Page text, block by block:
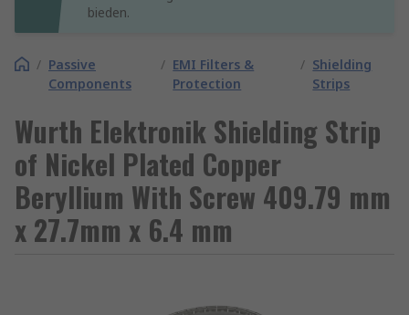
bieden.
/ Passive
Components
/ EMI Filters &
Protection
/ Shielding
Strips
Wurth Elektronik Shielding Strip
of Nickel Plated Copper
Beryllium With Screw 409.79 mm
x 27.7mm x 6.4 mm